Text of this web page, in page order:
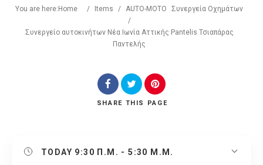
You are here: Home / Items / AUTO-MOTO
Συνεργεία Οχημάτων
/
Συνεργείο αυτοκινήτων Νέα Ιωνία Αττικής Pantelis Τσιαπάρας
Παντελής
SHARE THIS PAGE
TODAY 9:30 Π.Μ. - 5:30 Μ.Μ.